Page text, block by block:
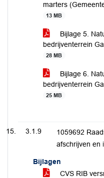
marters
13 MB
Bijlage 5.
bedrijventerrein
28 MB
Bijlage 6.
bedrijventerrein
25 MB
3.1.9
1059692
afschrijven en
Bijlagen
CVS RIB